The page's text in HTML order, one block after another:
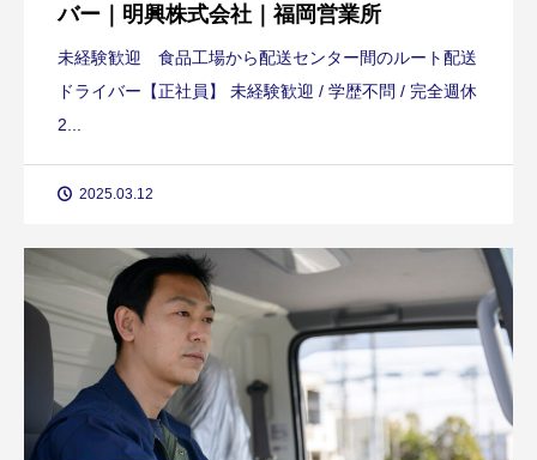
バー｜明興株式会社｜福岡営業所
未経験歓迎 食品工場から配送センター間のルート配送
ドライバー【正社員】 未経験歓迎 / 学歴不問 / 完全週休
2...
2025.03.12